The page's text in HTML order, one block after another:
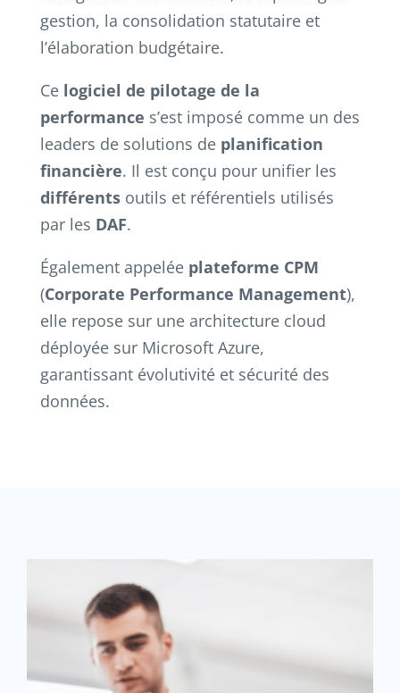
gestion, la consolidation statutaire et
l’élaboration budgétaire.
Celogiciel de pilotage de la
performance s’est imposé comme un des
leaders de solutions de planification
financière. Il est conçu pour unifier les
différentsoutils et référentiels utilisés
par les DAF.
Également appelée plateforme CPM
(Corporate Performance Management),
elle repose sur une architecture cloud
déployée sur Microsoft Azure,
garantissant évolutivité et sécurité des
données.